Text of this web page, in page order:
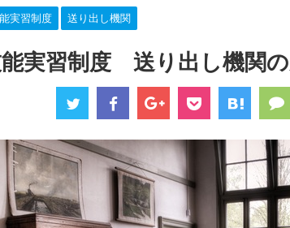
実習制度 送り出し機関
実習制度 送り出し機関